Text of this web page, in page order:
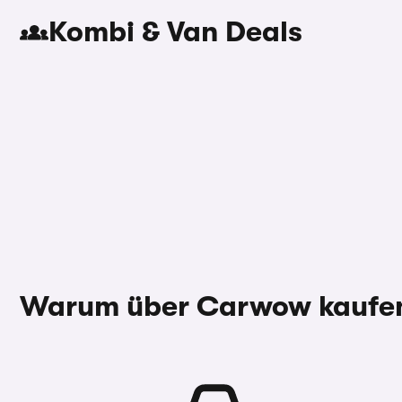
Kombi & Van Deals
Warum über Carwow